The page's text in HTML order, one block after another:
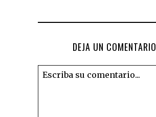
DEJA UN COMENTARIO